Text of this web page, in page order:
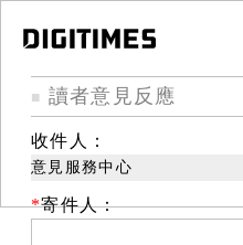
■ 讀者意見反應
收件人：
意見服務中心
*寄件人：